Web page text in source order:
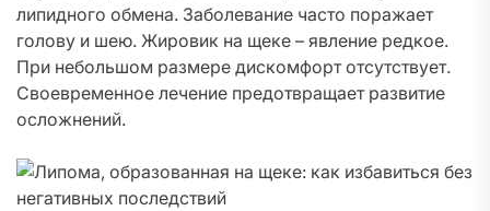
липидного обмена. Заболевание часто поражает
голову и шею. Жировик на щеке – явление редкое.
При небольшом размере дискомфорт отсутствует.
Своевременное лечение предотвращает развитие
осложнений.